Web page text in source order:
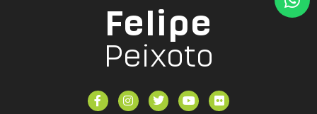
Felipe
Peixoto